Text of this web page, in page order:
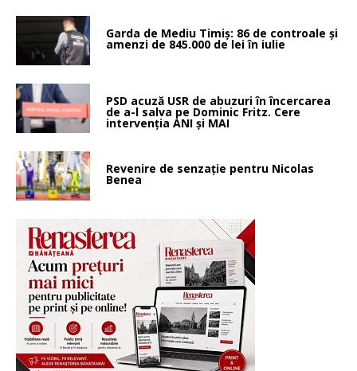
Garda de Mediu Timiș: 86 de controale și
amenzi de 845.000 de lei în iulie
PSD acuză USR de abuzuri în încercarea
de a-l salva pe Dominic Fritz. Cere
intervenția ANI și MAI
Revenire de senzație pentru Nicolas
Benea